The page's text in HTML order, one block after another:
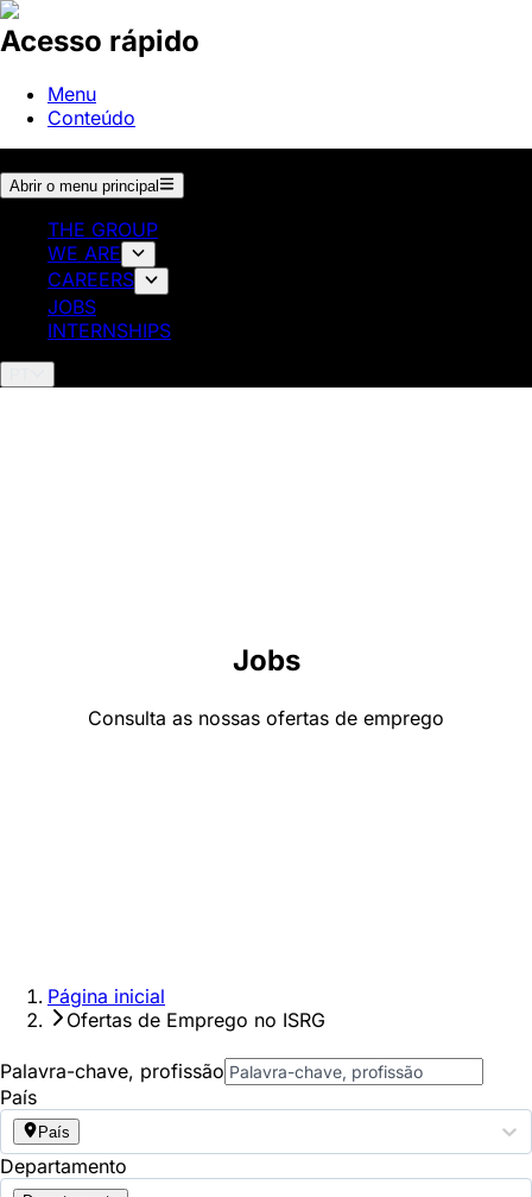
Acesso rápido
Menu
Conteúdo
Abrir o menu principal
THE GROUP
WE ARE
CAREERS
JOBS
INTERNSHIPS
Jobs
Consulta as nossas ofertas de emprego
Página inicial
Ofertas de Emprego no ISRG
Palavra-chave, profissão
País
País
Departamento